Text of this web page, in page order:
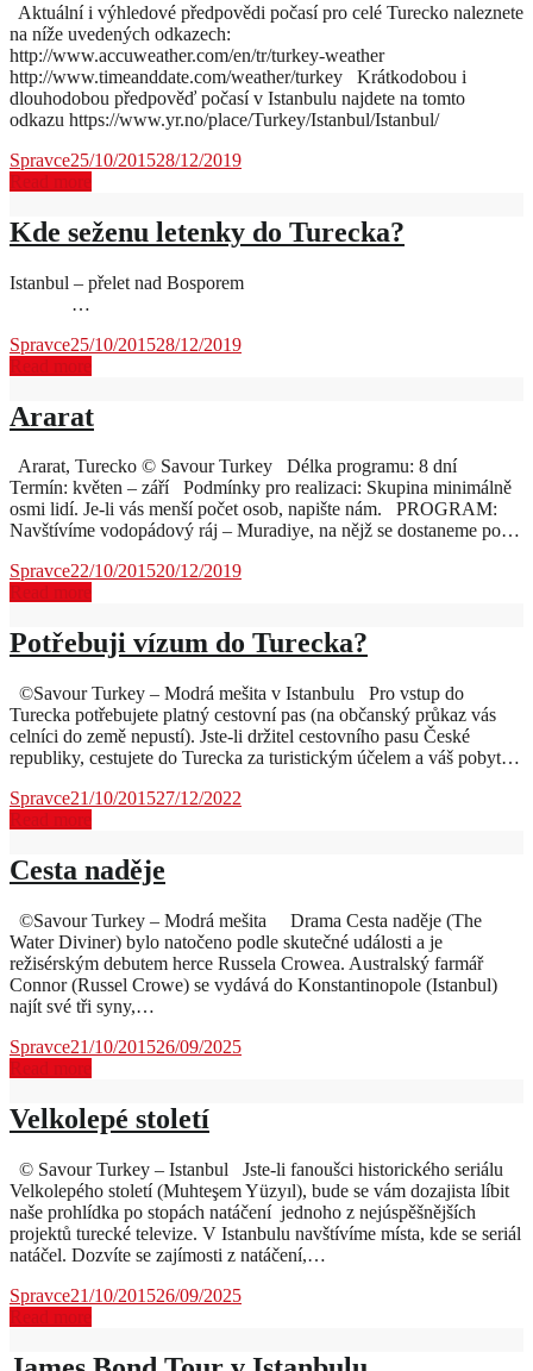
Aktuální i výhledové předpovědi počasí pro celé Turecko naleznete
na níže uvedených odkazech:
http://www.accuweather.com/en/tr/turkey-weather
http://www.timeanddate.com/weather/turkey Krátkodobou i
dlouhodobou předpověď počasí v Istanbulu najdete na tomto
odkazu https://www.yr.no/place/Turkey/Istanbul/Istanbul/
Spravce25/10/201528/12/2019
Read more
Kde seženu letenky do Turecka?
Istanbul – přelet nad Bosporem
…
Spravce25/10/201528/12/2019
Read more
Ararat
Ararat, Turecko © Savour Turkey Délka programu: 8 dní
Termín: květen – září Podmínky pro realizaci: Skupina minimálně
osmi lidí. Je-li vás menší počet osob, napište nám. PROGRAM:
Navštívíme vodopádový ráj – Muradiye, na nějž se dostaneme po…
Spravce22/10/201520/12/2019
Read more
Potřebuji vízum do Turecka?
©Savour Turkey – Modrá mešita v Istanbulu Pro vstup do
Turecka potřebujete platný cestovní pas (na občanský průkaz vás
celníci do země nepustí). Jste-li držitel cestovního pasu České
republiky, cestujete do Turecka za turistickým účelem a váš pobyt…
Spravce21/10/201527/12/2022
Read more
Cesta naděje
©Savour Turkey – Modrá mešita Drama Cesta naděje (The
Water Diviner) bylo natočeno podle skutečné události a je
režisérským debutem herce Russela Crowea. Australský farmář
Connor (Russel Crowe) se vydává do Konstantinopole (Istanbul)
najít své tři syny,…
Spravce21/10/201526/09/2025
Read more
Velkolepé století
© Savour Turkey – Istanbul Jste-li fanoušci historického seriálu
Velkolepého století (Muhteşem Yüzyıl), bude se vám dozajista líbit
naše prohlídka po stopách natáčení jednoho z nejúspěšnějších
projektů turecké televize. V Istanbulu navštívíme místa, kde se seriál
natáčel. Dozvíte se zajímosti z natáčení,…
Spravce21/10/201526/09/2025
Read more